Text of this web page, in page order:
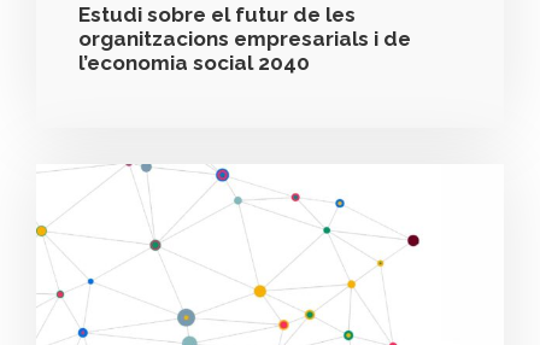
Estudi sobre el futur de les
organitzacions empresarials i de
l’economia social 2040